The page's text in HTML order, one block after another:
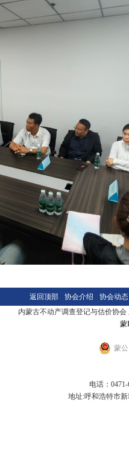
返回顶部 协会介绍
协会动态
内蒙古不动产调查登记与估价协
蒙
蒙公
电话：
地址:呼和浩特市